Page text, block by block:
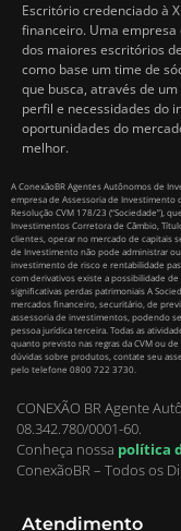
Escritório credenciado à
financeiro. Uma empresa
dos maiores escritórios
como base um time de
que busca, através de
perfil e necessidades do
oportunidades do
melhor.
A ConexãoBR Agentes Autônomos de
empresa de Assessoria de Investimento
Resolução CVM 178/23 (“Sociedade”),
Investimentos Corretora de Câmbio,
clientes, operar no mercado de capitais
de Investimento não pode administrar
investimento de risco e rentabilidade
com derivativos existe a possibilidade
significativas perdas patrimoniais A
mercados financeiro, securitário, de
assessoria de investimentos, podendo
pessoa jurídica terceira. Todas as
quanto previsto nas regras da CVM ou
dúvidas sobre produtos, contate seu
pelo telefone 0800 722 3730.
CONEXÃO BR Agente
08.342.780/0001-60.
Conheça nossa política
ConexãoBR – Todos os
Atendimento